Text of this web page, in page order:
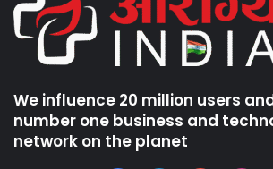
We influence 20 million users
number one business and
network on the planet